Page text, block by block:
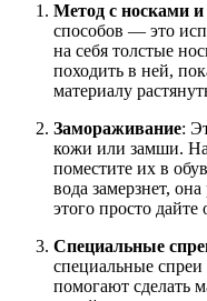
Метод с носками и
способов — это
на себя толстые
походить в ней,
материалу
Замораживание:
кожи или замши.
поместите их в
вода замерзнет,
этого просто дайте
Специальные
специальные
помогают сделать